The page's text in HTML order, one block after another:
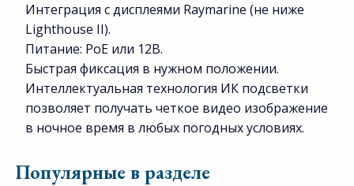
Интеграция с дисплеями Raymarine (не ниже
Lighthouse II).
Питание: PoE или 12В.
Быстрая фиксация в нужном положении.
Интеллектуальная технология ИК подсветки
позволяет получать четкое видео изображение
в ночное время в любых погодных условиях.
Популярные в разделе